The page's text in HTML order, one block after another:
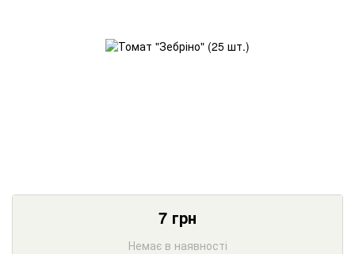
7 грн
Немає в наявності